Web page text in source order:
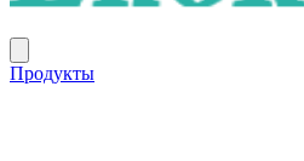
Продукты